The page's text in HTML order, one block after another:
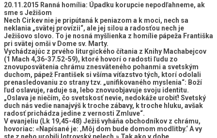
20.11.2015 Ranná homília: Úpadku korupcie nepodľahneme, ak
sme s Ježišom
Nech Cirkev nie je pripútaná k peniazom a k moci, nech sa
neklania „svätej provízii“, ale jej silou a radosťou nech je
Ježišovo slovo. To je nosná myšlienka z homílie pápeža Františka
pri svätej omši v Dome sv. Marty.
Vychádzajúc z prvého liturgického čítania z Knihy Machabejcov
(1 Mach 4,36-37.52-59), ktoré hovorí o radosti ľudu zo
znovuposvätenia chrámu znesväteného pohanmi a svetským
duchom, pápež František si všíma víťazstvo tých, ktorí odolali
prenasledovaniu zo strany tzv. „unifikovaného myslenia“: Boží
ľud oslavuje, raduje sa, lebo znovuobjavuje svoju identitu.
„Oslava je niečím, čo svetskosť nevie, nedokáže urobiť! Svetský
duch nás vedie nanajvýš k troche zábavy, k troche hluku, avšak
radosť prichádza jedine z vernosti Zmluve“.
V evanjeliu (Lk 19,45-48) Ježiš vyháňa obchodníkov z chrámu,
hovoriac: «Napísané je: ‚Môj dom bude domom modlitby.‘ A vy
ste z neho urobili lotrovský pelech.» Tak ako v dobe